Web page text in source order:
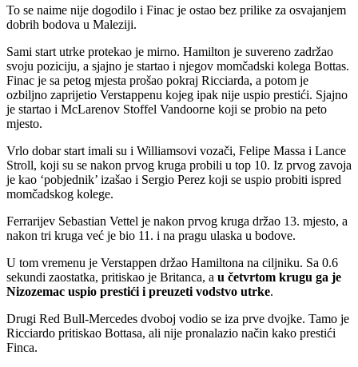
To se naime nije dogodilo i Finac je ostao bez prilike za osvajanjem
dobrih bodova u Maleziji.
Sami start utrke protekao je mirno. Hamilton je suvereno zadržao
svoju poziciju, a sjajno je startao i njegov momčadski kolega Bottas.
Finac je sa petog mjesta prošao pokraj Ricciarda, a potom je
ozbiljno zaprijetio Verstappenu kojeg ipak nije uspio prestići. Sjajno
je startao i McLarenov Stoffel Vandoorne koji se probio na peto
mjesto.
Vrlo dobar start imali su i Williamsovi vozači, Felipe Massa i Lance
Stroll, koji su se nakon prvog kruga probili u top 10. Iz prvog zavoja
je kao ‘pobjednik’ izašao i Sergio Perez koji se uspio probiti ispred
momčadskog kolege.
Ferrarijev Sebastian Vettel je nakon prvog kruga držao 13. mjesto, a
nakon tri kruga već je bio 11. i na pragu ulaska u bodove.
U tom vremenu je Verstappen držao Hamiltona na ciljniku. Sa 0.6
sekundi zaostatka, pritiskao je Britanca, a u četvrtom krugu ga je
Nizozemac uspio prestići i preuzeti vodstvo utrke.
Drugi Red Bull-Mercedes dvoboj vodio se iza prve dvojke. Tamo je
Ricciardo pritiskao Bottasa, ali nije pronalazio način kako prestići
Finca.